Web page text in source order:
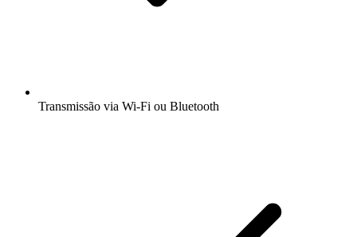
Transmissão via Wi-Fi ou Bluetooth